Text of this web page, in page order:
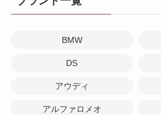
BMW
DS
アウディ
アルファロメオ